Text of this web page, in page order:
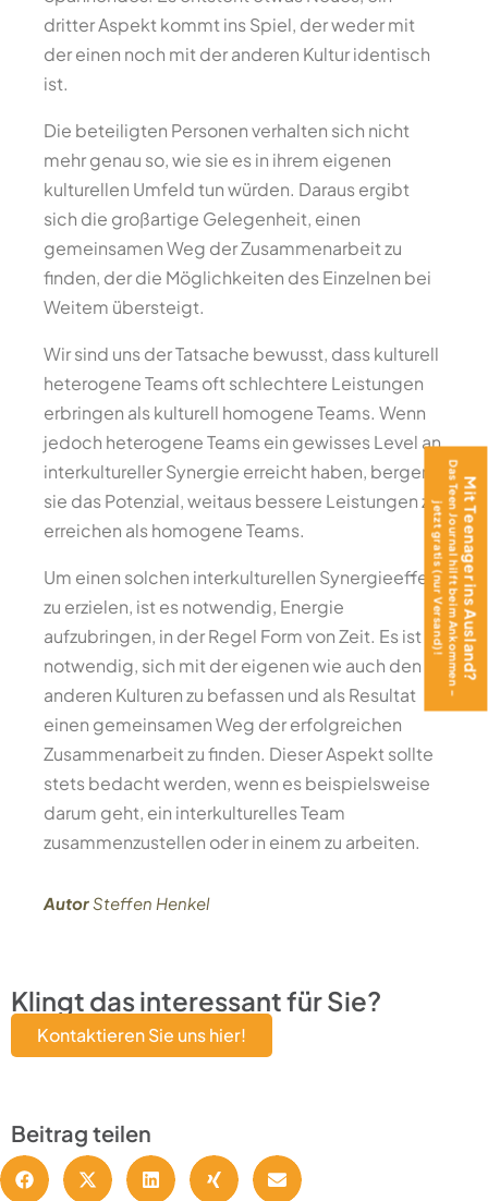
dritter Aspekt kommt ins Spiel, der weder mit
der einen noch mit der anderen Kultur identisch
ist.
Die beteiligten Personen verhalten sich nicht
mehr genau so, wie sie es in ihrem eigenen
kulturellen Umfeld tun würden. Daraus ergibt
sich die großartige Gelegenheit, einen
gemeinsamen Weg der Zusammenarbeit zu
finden, der die Möglichkeiten des Einzelnen bei
Weitem übersteigt.
Wir sind uns der Tatsache bewusst, dass kulturell
heterogene Teams oft schlechtere Leistungen
erbringen als kulturell homogene Teams. Wenn
jedoch heterogene Teams ein gewisses Level an
interkultureller Synergie erreicht haben, bergen
sie das Potenzial, weitaus bessere Leistungen zu
erreichen als homogene Teams.
Um einen solchen interkulturellen Synergieeffekt
zu erzielen, ist es notwendig, Energie
aufzubringen, in der Regel Form von Zeit. Es ist
notwendig, sich mit der eigenen wie auch den
anderen Kulturen zu befassen und als Resultat
einen gemeinsamen Weg der erfolgreichen
Zusammenarbeit zu finden. Dieser Aspekt sollte
stets bedacht werden, wenn es beispielsweise
darum geht, ein interkulturelles Team
zusammenzustellen oder in einem zu arbeiten.
AutorSteffen Henkel
Klingt das interessant für Sie?
Kontaktieren Sie uns hier!
Beitrag teilen
Mit Teenager ins Ausland?
Das Teen Journal hilft beim Ankommen –
jetzt gratis (nur Versand)!